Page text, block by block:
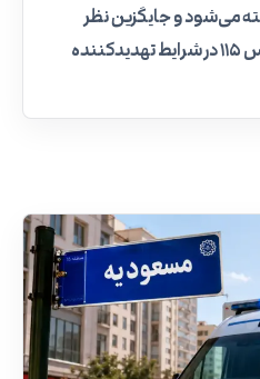
می‌شود و جایگزین نظر
پزشک یا تماس با اورژانس ۱۱۵ در شرایط تهدیدکننده